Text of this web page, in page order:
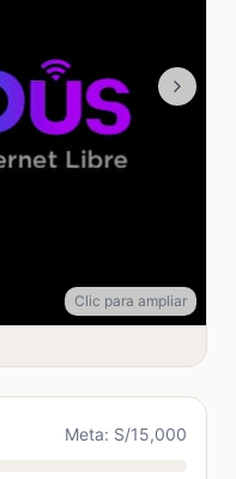
Clic para ampliar
Meta: S/15,000